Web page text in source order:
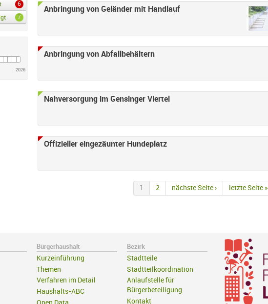
6
abgelehnt/nicht umgesetzt Filter anwenden
7
umgesetzt/inhaltlich erledigt Filter anwenden
2026
Anbringung von Geländer mit Handlauf
Anbringung von Abfallbehältern
Nahversorgung im Gensinger Viertel
Offizieller eingezäunter Hundeplatz
1 2 nächste Seite › letzte Seite »
Bürgerhaushalt
Kurzeinführung
Themen
Verfahren im Detail
Haushalts-ABC
Bezirk
Stadtteile
Stadtteilkoordination
Anlaufstelle für
Bürgerbeteiligung
Kontakt